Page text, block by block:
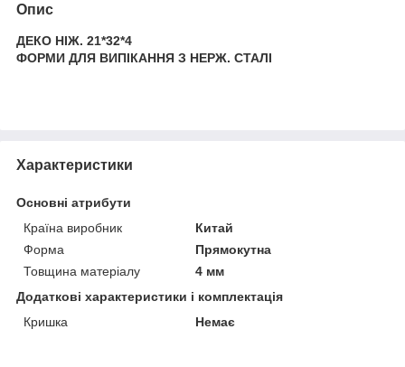
Опис
ДЕКО НІЖ. 21*32*4
ФОРМИ ДЛЯ ВИПІКАННЯ З НЕРЖ. СТАЛІ
Характеристики
Основні атрибути
Країна виробник
Китай
Форма
Прямокутна
Товщина матеріалу
4 мм
Додаткові характеристики і комплектація
Кришка
Немає